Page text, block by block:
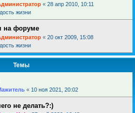
« 28 апр 2010, 10:11
жизни
на форуме
« 20 окт 2009, 15:08
жизни
Темы
« 10 ноя 2021, 20:02
не делать?:)